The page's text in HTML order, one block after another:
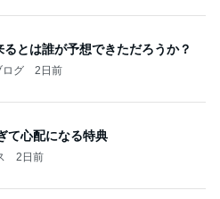
るとは誰が予想できただろうか？
ログ 2日前
て心配になる特典
2日前